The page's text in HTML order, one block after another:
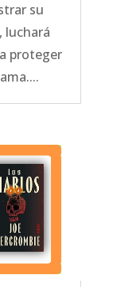
su
luchará
proteger